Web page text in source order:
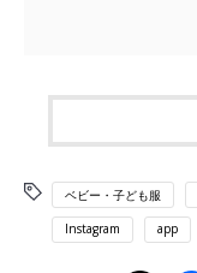
ベビー・子ども服
Instagram app